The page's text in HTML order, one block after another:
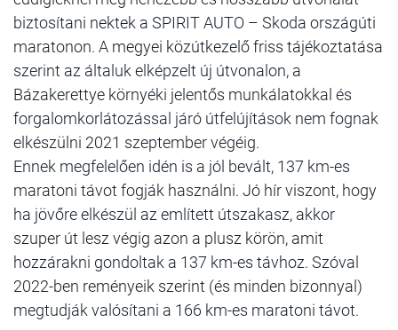
biztosítani nektek a SPIRIT AUTO – Skoda országúti
maratonon. A megyei közútkezelő friss tájékoztatása
szerint az általuk elképzelt új útvonalon, a
Bázakerettye környéki jelentős munkálatokkal és
forgalomkorlátozással járó útfelújítások nem fognak
elkészülni 2021 szeptember végéig.
Ennek megfelelően idén is a jól bevált, 137 km-es
maratoni távot fogják használni. Jó hír viszont, hogy
ha jövőre elkészül az említett útszakasz, akkor
szuper út lesz végig azon a plusz körön, amit
hozzárakni gondoltak a 137 km-es távhoz. Szóval
2022-ben reményeik szerint (és minden bizonnyal)
megtudják valósítani a 166 km-es maratoni távot.